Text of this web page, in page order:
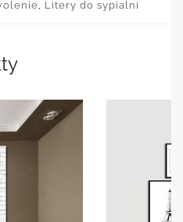
Litery do sypialni